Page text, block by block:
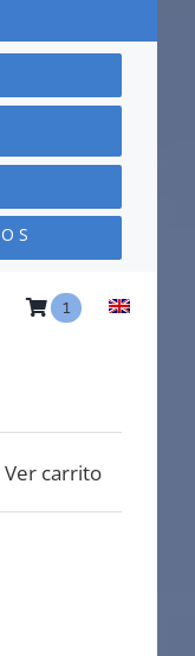
1
Ver carrito